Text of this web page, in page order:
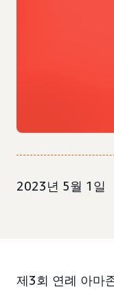
2023년 5월 1일
제3회 연례 아마